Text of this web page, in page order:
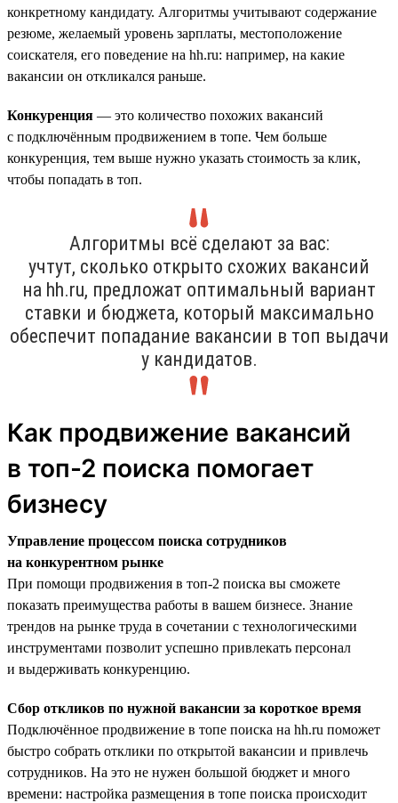
конкретному кандидату. Алгоритмы учитывают содержание
резюме, желаемый уровень зарплаты, местоположение
соискателя, его поведение на hh.ru: например, на какие
вакансии он откликался раньше.
Конкуренция — это количество похожих вакансий
с подключённым продвижением в топе. Чем больше
конкуренция, тем выше нужно указать стоимость за клик,
чтобы попадать в топ.
Алгоритмы всё сделают за вас:
учтут, сколько открыто схожих вакансий
на hh.ru, предложат оптимальный вариант
ставки и бюджета, который максимально
обеспечит попадание вакансии в топ выдачи
у кандидатов.
Как продвижение вакансий
в топ-2 поиска помогает
бизнесу
Управление процессом поиска сотрудников
на конкурентном рынке
При помощи продвижения в топ-2 поиска вы сможете
показать преимущества работы в вашем бизнесе. Знание
трендов на рынке труда в сочетании с технологическими
инструментами позволит успешно привлекать персонал
и выдерживать конкуренцию.
Сбор откликов по нужной вакансии за короткое время
Подключённое продвижение в топе поиска на hh.ru поможет
быстро собрать отклики по открытой вакансии и привлечь
сотрудников. На это не нужен большой бюджет и много
времени: настройка размещения в топе поиска происходит